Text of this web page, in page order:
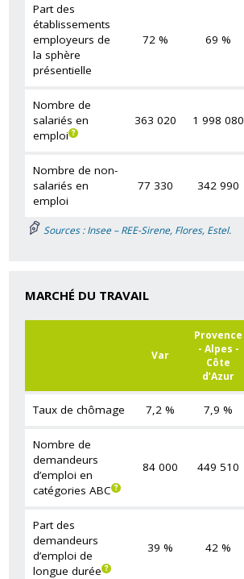
Part des
établissements
employeurs de
la sphère
présentielle
72 % 69 %
Nombre de
salariés en
emploi
363 020 1 998 080
Nombre de non-
salariés en
emploi
77 330 342 990
Sources : Insee – REE-Sirene, Flores, Estel.
MARCHÉ DU TRAVAIL
Var
Provence
- Alpes -
Côte
d’Azur
Taux de chômage 7,2 % 7,9 %
Nombre de
demandeurs
d’emploi en
catégories ABC
84 000 449 510
Part des
demandeurs
d’emploi de
longue durée
39 % 42 %